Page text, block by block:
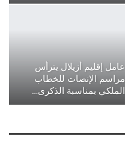
عامل إقليم أزيلال يترأس
مراسم الإنصات للخطاب
الملكي بمناسبة الذكرى…